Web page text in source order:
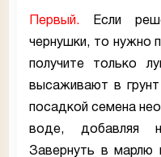
Первый. Если
чернушки, то нужно
получите только
высаживают в
посадкой семена
воде, добавляя
Завернуть в марлю